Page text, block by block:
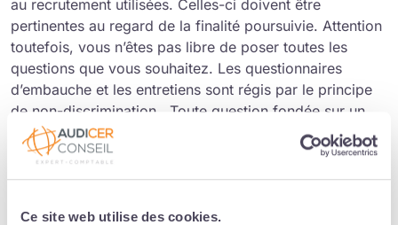
Ce site web utilise des cookies.
au recrutement utilisées. Celles-ci doivent être
pertinentes au regard de la finalité poursuivie. Attention
toutefois, vous n’êtes pas libre de poser toutes les
questions que vous souhaitez. Les questionnaires
d’embauche et les entretiens sont régis par le principe
de non-discrimination. Toute question fondée sur un
motif discriminatoire rend son auteur passible de
sanctions pénales.
Non, vous n’avez en principe pas le
droit de demander à un candidat à un emploi de vous
effet, si le Code du travail ne le prohibe pas